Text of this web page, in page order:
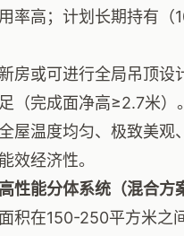
率高；计划长期持有（
房或可进行全局吊顶设
（完成面净高≥2.7米）。
屋温度均匀、极致美观
效经济性。
性能分体系统（混合方
积在150-250平方米之